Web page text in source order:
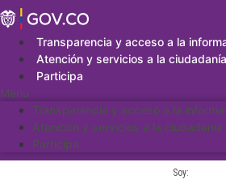
Saltar
al
contenidoTransparencia y acceso a la
Atención y servicios a la ciudadanía
Participa
Menu
Transparencia y acceso a la
Atención y servicios a la ciudadanía
Participa
Soy: